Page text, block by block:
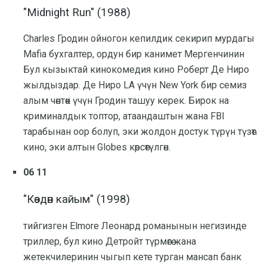
"Midnight Run" (1988)
Charles Гродин ойногон кепилдик секирип мурдагы
Mafia бухгалтер, ордун бир канимет Мергенчинин
Бул кызыктай кинокомедия кино Роберт Де Ниро
жылдыздар. Де Ниро LA үчүн New York бир семиз
алым чөнтөк үчүн Гродин ташуу керек. Бирок на
криминалдык топтор, атаандаштын жана FBI
тарабынан оор болуп, эки жолдон достук түрүн түзөт.
кино, эки алтын Globes көрсөтүлгөн.
06 11
"Көздөн кайым" (1998)
тийгизген Elmore Леонард романынын негизинде
триллер, бул кино Детройт түрмөгө жана
жетекчилеринин чыгып кете турган мансап банк